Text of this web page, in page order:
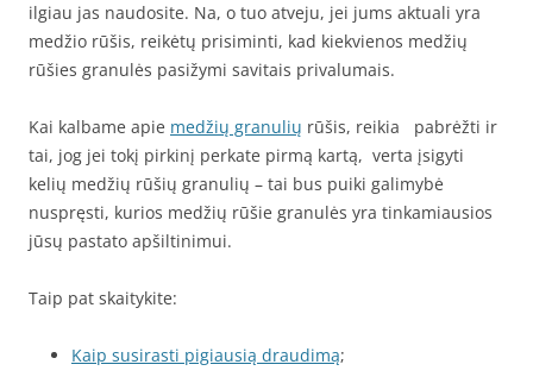
ilgiau jas naudosite. Na, o tuo atveju, jei jums aktuali yra
medžio rūšis, reikėtų prisiminti, kad kiekvienos medžių
rūšies granulės pasižymi savitais privalumais.
Kai kalbame apie medžių granulių rūšis, reikia pabrėžti ir
tai, jog jei tokį pirkinį perkate pirmą kartą, verta įsigyti
kelių medžių rūšių granulių – tai bus puiki galimybė
nuspręsti, kurios medžių rūšie granulės yra tinkamiausios
jūsų pastato apšiltinimui.
Taip pat skaitykite:
Kaip susirasti pigiausią draudimą;